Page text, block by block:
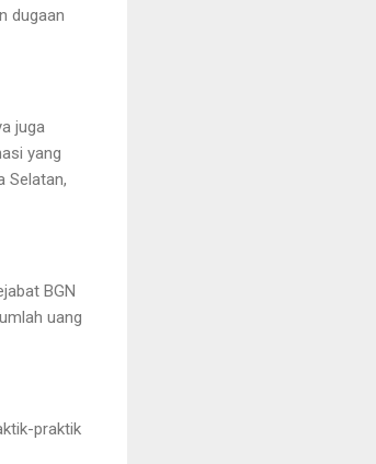
dugaan
juga
yang
Selatan,
BGN
uang
praktik